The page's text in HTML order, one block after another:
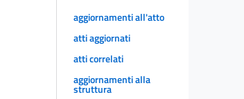
aggiornamenti all'atto
atti aggiornati
atti correlati
aggiornamenti alla
struttura